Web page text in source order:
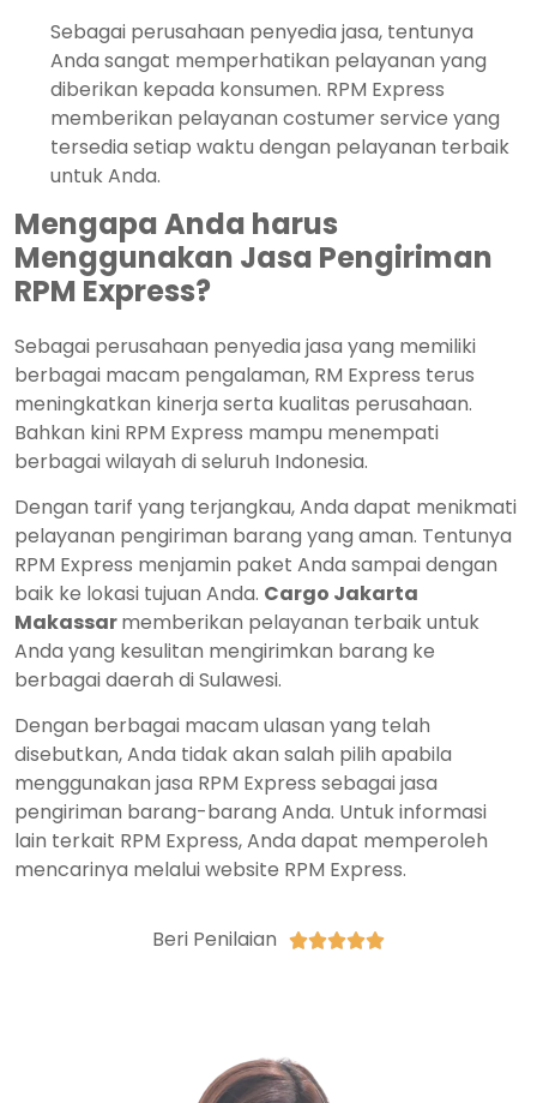
Sebagai perusahaan penyedia jasa, tentunya
Anda sangat memperhatikan pelayanan yang
diberikan kepada konsumen. RPM Express
memberikan pelayanan costumer service yang
tersedia setiap waktu dengan pelayanan terbaik
untuk Anda.
Mengapa Anda harus
Menggunakan Jasa Pengiriman
RPM Express?
Sebagai perusahaan penyedia jasa yang memiliki
berbagai macam pengalaman, RM Express terus
meningkatkan kinerja serta kualitas perusahaan.
Bahkan kini RPM Express mampu menempati
berbagai wilayah di seluruh Indonesia.
Dengan tarif yang terjangkau, Anda dapat menikmati
pelayanan pengiriman barang yang aman. Tentunya
RPM Express menjamin paket Anda sampai dengan
baik ke lokasi tujuan Anda. Cargo Jakarta
Makassarmemberikan pelayanan terbaik untuk
Anda yang kesulitan mengirimkan barang ke
berbagai daerah di Sulawesi.
Dengan berbagai macam ulasan yang telah
disebutkan, Anda tidak akan salah pilih apabila
menggunakan jasa RPM Express sebagai jasa
pengiriman barang-barang Anda. Untuk informasi
lain terkait RPM Express, Anda dapat memperoleh
mencarinya melalui website RPM Express.
Beri Penilaian 